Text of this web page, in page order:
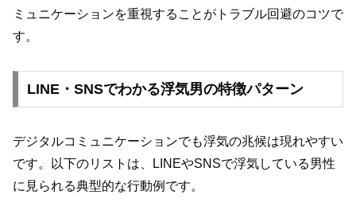
ミュニケーションを重視することがトラブル回避のコツで
す。
LINE・SNSでわかる浮気男の特徴パターン
デジタルコミュニケーションでも浮気の兆候は現れやすい
です。以下のリストは、LINEやSNSで浮気している男性
に見られる典型的な行動例です。